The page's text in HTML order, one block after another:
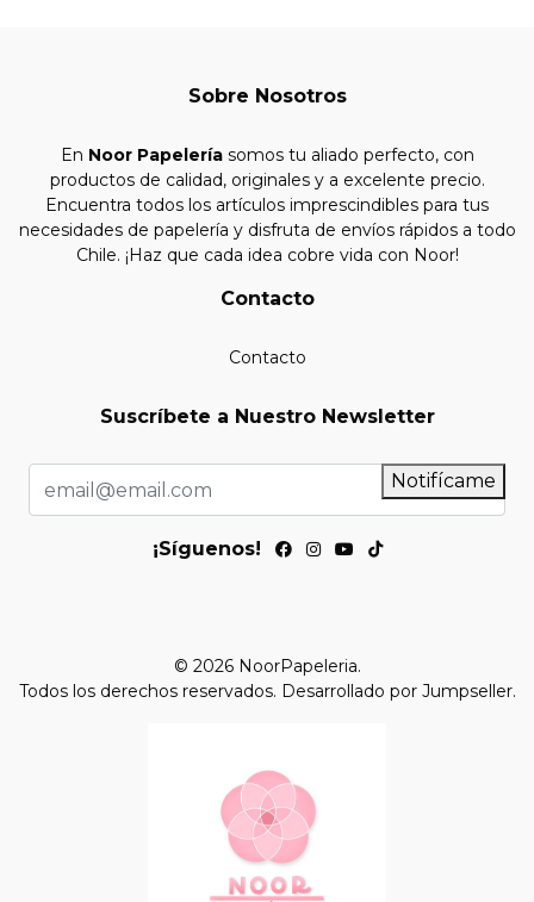
Sobre Nosotros
En Noor Papeleríasomos tu aliado perfecto, con
productos de calidad, originales y a excelente precio.
Encuentra todos los artículos imprescindibles para tus
necesidades de papelería y disfruta de envíos rápidos a todo
Chile. ¡Haz que cada idea cobre vida con Noor!
Contacto
Contacto
Suscríbete a Nuestro Newsletter
Notifícame
¡Síguenos!
© 2026 NoorPapeleria.
Todos los derechos reservados. Desarrollado por Jumpseller.